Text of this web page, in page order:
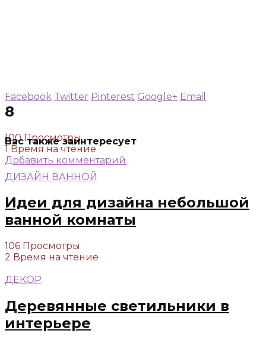
8
100 Просмотры
1 Время на чтение
Добавить комментарий
Facebook Twitter Pinterest Google+ Email
Вас также заинтересует
ДИЗАЙН ВАННОЙ
Идеи для дизайна небольшой
ванной комнаты
106 Просмотры
2 Время на чтение
ДЕКОР
Деревянные светильники в
интерьере